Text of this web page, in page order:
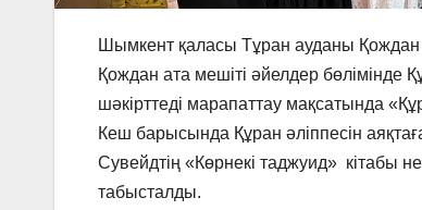
Шымкент қаласы Тұран ауданы Қождан
Қождан ата мешіті әйелдер бөлімінде
шәкірттеді марапаттау мақсатында
Кеш барысында Құран әліппесін
Сувейдтің «Көрнекі таджуид» кітабы
табысталды.